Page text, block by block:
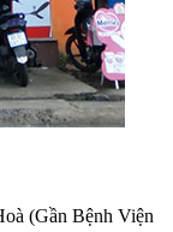
(Gần Bệnh Viện